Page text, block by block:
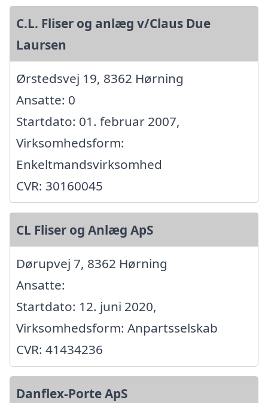
C.L. Fliser og anlæg v/Claus Due
Laursen
Ørstedsvej 19, 8362 Hørning
Ansatte: 0
Startdato: 01. februar 2007,
Virksomhedsform:
Enkeltmandsvirksomhed
CVR: 30160045
CL Fliser og Anlæg ApS
Dørupvej 7, 8362 Hørning
Ansatte:
Startdato: 12. juni 2020,
Virksomhedsform: Anpartsselskab
CVR: 41434236
Danflex-Porte ApS